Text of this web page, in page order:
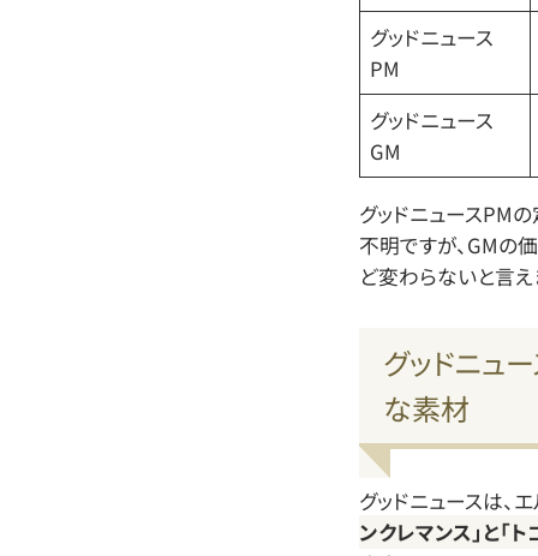
グッドニュース
PM
グッドニュース
GM
グッドニュースPM
不明ですが、GMの
ど変わらないと言え
グッドニュ
な素材
グッドニュースは、
ンクレマンス」と「